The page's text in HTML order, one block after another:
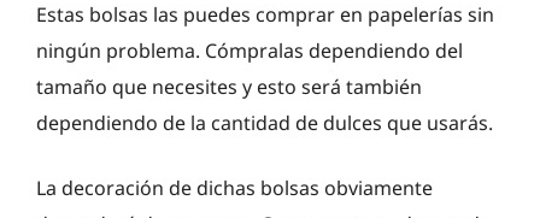
Estas bolsas las puedes comprar en papelerías sin
ningún problema. Cómpralas dependiendo del
tamaño que necesites y esto será también
dependiendo de la cantidad de dulces que usarás.
La decoración de dichas bolsas obviamente